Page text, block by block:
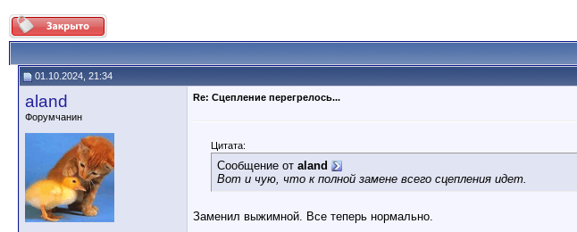
01.10.2024, 21:34
aland
Форумчанин
Re: Сцепление перегрелось...
Цитата:
Сообщение от aland
Вот и чую, что к полной замене всего сцепления идет.
Заменил выжимной. Все теперь нормально.